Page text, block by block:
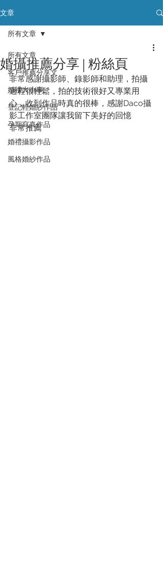
文章
所有文章
客戶推薦分享文
婚禮大小事
登記輕婚紗作品
孕期寫真作品
婚禮攝影作品
風格婚紗作品
所有文章
婚攝推薦分享 | 粉絲頁
非常感謝攝影師、錄影師和助理，拍攝
過程很輕鬆，拍的技術很好又專業用
心，收到作品時真的很棒，感謝Daco攝
影工作室團隊讓我留下美好的回憶
非常推薦